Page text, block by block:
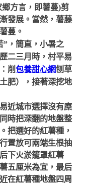
鄉方言，即薯蔓)剪
發展。當然，薯藤
蔓。
”，簡直，小暑之
二三月時，村平易
削包養甜心網刨草
肥），接著深挖地
近城市選擇沒有糜
時把深翻的地盤整
把選好的紅薯種，
置放可兩端生根抽
下火淤籠罩紅薯
五厘米為宜，最后
在紅薯種地盤四周